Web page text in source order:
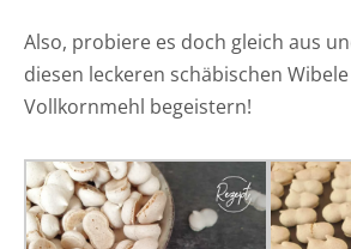
Also, probiere es doch gleich aus
diesen leckeren schäbischen
Vollkornmehl begeistern!